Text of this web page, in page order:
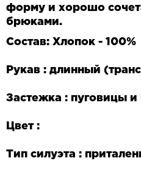
форму и хорошо
брюками.
Состав: Хлопок - 100%
Рукав : длинный
Застежка : пуговицы и
Цвет :
Тип силуэта :